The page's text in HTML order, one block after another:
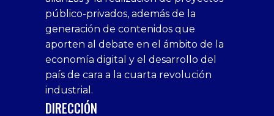
bonus
veren
siteler
1xbet
deneme
bonusu
veren
giriş
1xbet
giriş
tarafbet
giriş
Deneme
bonusu
veren
siteler
on
webcam
Cumshots
Tits
Free
Amateur
Porn
veren
siteler
público-privados, además de la
generación de contenidos que
aporten al debate en el ámbito de la
economía digital y el desarrollo del
país de cara a la cuarta revolución
industrial.
DIRECCIÓN